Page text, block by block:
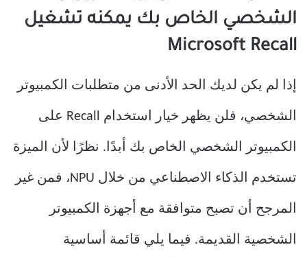
الشخصي الخاص بك يمكنه تشغيل
Microsoft Recall
إذا لم يكن لديك الحد الأدنى من متطلبات الكمبيوتر
الشخصي، فلن يظهر خيار استخدام Recall على
الكمبيوتر الشخصي الخاص بك أبدًا. نظرًا لأن الميزة
تستخدم الذكاء الاصطناعي من خلال NPU، فمن غير
المرجح أن تصبح متوافقة مع أجهزة الكمبيوتر
الشخصية القديمة. فيما يلي قائمة أساسية